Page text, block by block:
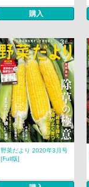
購入
野菜だより 2020年3月号
[Full版]